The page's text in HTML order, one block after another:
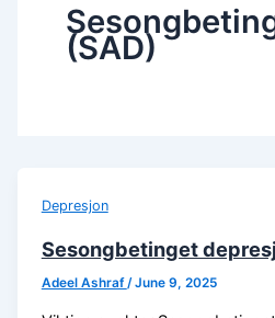
(SAD)
Depresjon
Sesongbetinget
Adeel Ashraf /June 9, 2025